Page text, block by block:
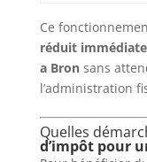
Ce
réduit
a Bronsans
l’administration
Quelles
d’impôt pour